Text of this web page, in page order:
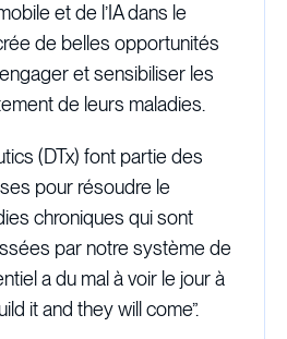
et de l’IA dans le
de belles opportunités
et sensibiliser les
de leurs maladies.
(DTx) font partie des
pour résoudre le
chroniques qui sont
par notre système de
a du mal à voir le jour à
it and they will come”.